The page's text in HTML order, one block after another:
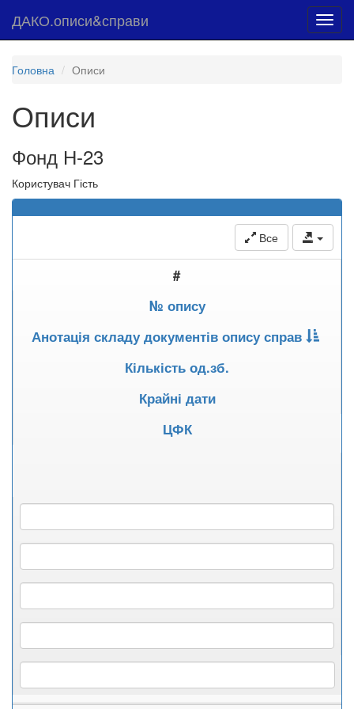
ДАКО.описи&справи
Головна Описи
Описи
Фонд Н-23
Користувач Гість
Все
#
№ опису
Анотація складу документів опису справ
Кількість од.зб.
Крайні дати
ЦФК